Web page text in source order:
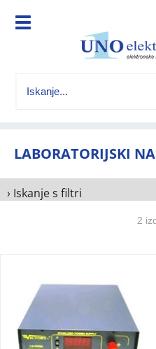
LABORATORIJSKI
› Iskanje s filtri
2